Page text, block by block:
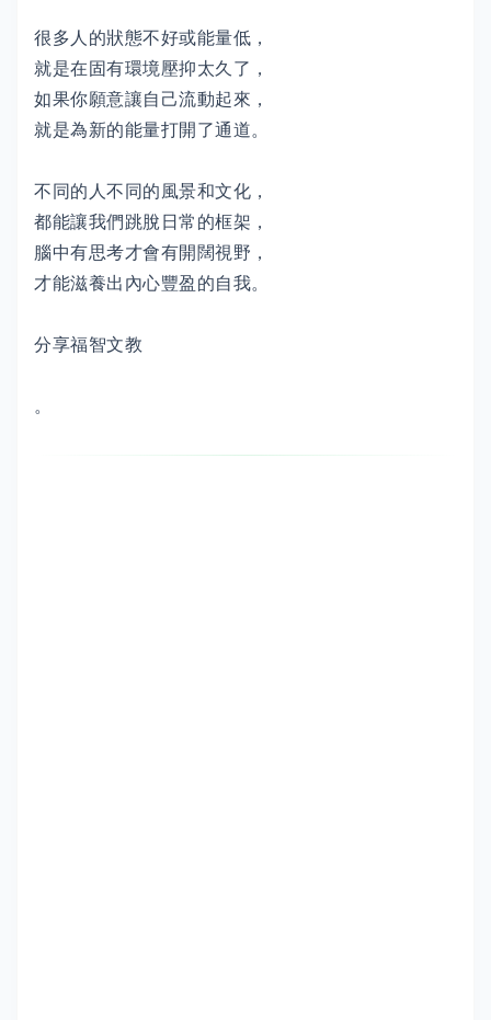
很多人的狀態不好或能量低，
就是在固有環境壓抑太久了，
如果你願意讓自己流動起來，
就是為新的能量打開了通道。
不同的人不同的風景和文化，
都能讓我們跳脫日常的框架，
腦中有思考才會有開闊視野，
才能滋養出內心豐盈的自我。
分享福智文教
。